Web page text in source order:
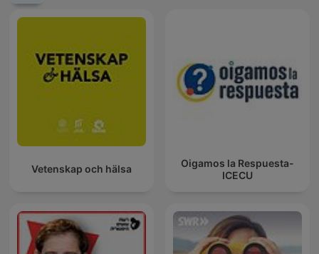
Vetenskap och hälsa
Oigamos la Respuesta-
ICECU